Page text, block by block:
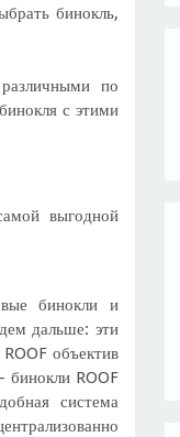
бинокль,
по
с этими
выгодной
бинокли и
дальше: эти
объектив
бинокли ROOF
система